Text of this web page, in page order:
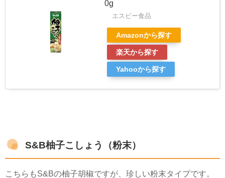
0g
エスビー食品
Amazonから探す
楽天から探す
Yahooから探す
S&B柚子こしょう（粉末）
こちらもS&Bの柚子胡椒ですが、珍しい粉末タイプです。